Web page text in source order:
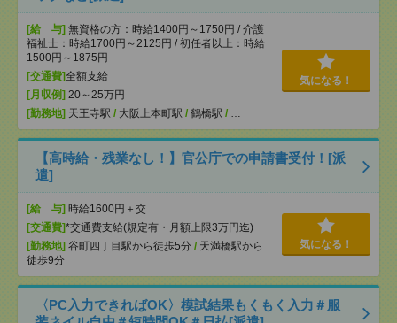
[給 与] 無資格の方：時給1400円～1750円 / 介護
福祉士：時給1700円～2125円 / 初任者以上：時給
1500円～1875円
[交通費]全額支給
[月収例] 20～25万円
[勤務地] 天王寺駅 / 大阪上本町駅 / 鶴橋駅 / …
気になる！
【高時給・残業なし！】官公庁での申請書受付！[派
遣]
[給 与] 時給1600円＋交
[交通費]*交通費支給(規定有・月額上限3万円迄)
[勤務地] 谷町四丁目駅から徒歩5分 / 天満橋駅から
徒歩9分
気になる！
〈PC入力できればOK〉模試結果もくもく入力＃服